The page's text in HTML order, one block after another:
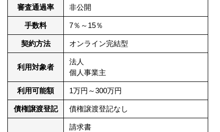
審査通過率 非公開
手数料 7％～15％
契約方法 オンライン完結型
利用対象者
法人
個人事業主
利用可能額 1万円～300万円
債権譲渡登記 債権譲渡登記なし
請求書